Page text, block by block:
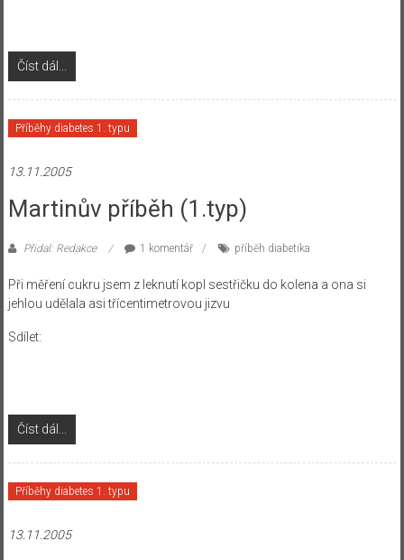
Číst dál...
Příběhy diabetes 1. typu
13.11.2005
Martinův příběh (1.typ)
Přidal: Redakce 1 komentář příběh diabetika
Při měření cukru jsem z leknutí kopl sestřičku do kolena a ona si
jehlou udělala asi třícentimetrovou jizvu
Sdílet:
Číst dál...
Příběhy diabetes 1. typu
13.11.2005